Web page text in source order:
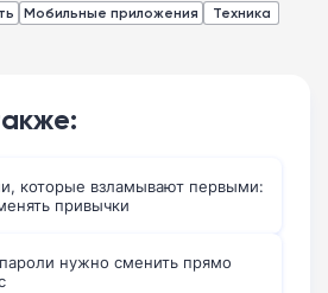
Мобильные приложения
Техника
которые взламывают первыми:
привычки
нужно сменить прямо